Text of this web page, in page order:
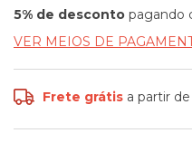
5% de desconto pagando
VER MEIOS DE
Frete grátis a partir de